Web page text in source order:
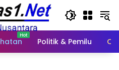
Politik & Pemilu